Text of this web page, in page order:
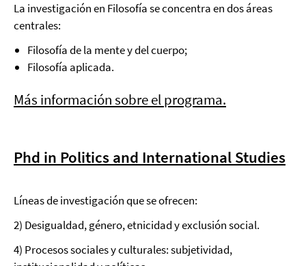
La investigación en Filosofía se concentra en dos áreas
centrales:
Filosofía de la mente y del cuerpo;
Filosofía aplicada.
Más información sobre el programa.
Phd in Politics and International Studies
Líneas de investigación que se ofrecen:
2) Desigualdad, género, etnicidad y exclusión social.
4) Procesos sociales y culturales: subjetividad,